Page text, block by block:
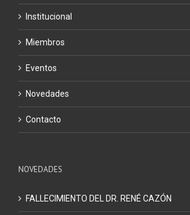
Institucional
Miembros
Eventos
Novedades
Contacto
NOVEDADES
FALLECIMIENTO DEL DR. RENÉ CAZÓN